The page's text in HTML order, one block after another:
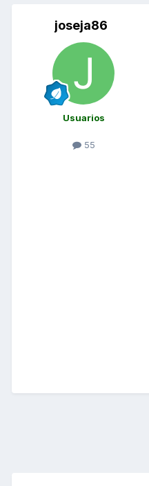
joseja86
Usuarios
55